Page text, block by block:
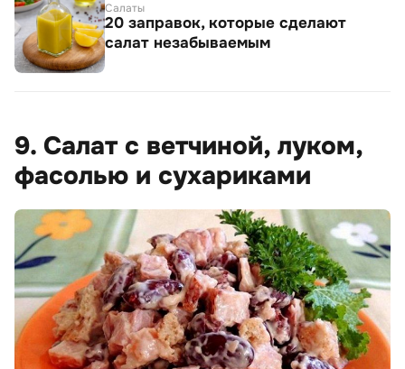
Салаты
20 заправок, которые сделают
салат незабываемым
9. Салат с ветчиной, луком,
фасолью и сухариками